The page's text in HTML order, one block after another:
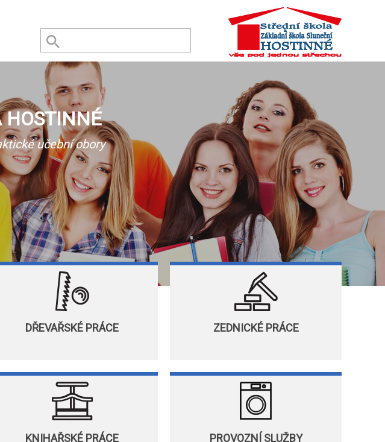
HOSTINNÉ
učební obory
DŘEVAŘSKÉ PRÁCE ZEDNICKÉ PRÁCE
KNIHAŘSKÉ PRÁCE PROVOZNÍ SLUŽBY